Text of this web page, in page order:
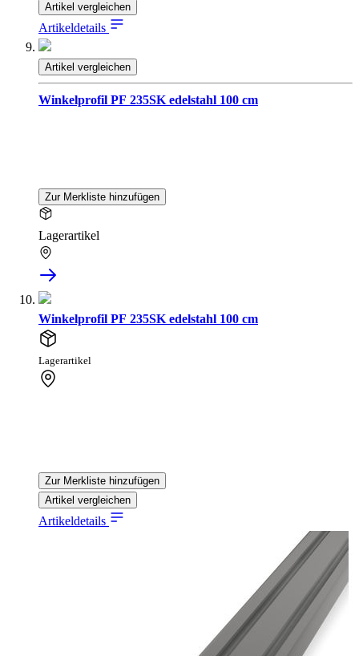
Artikel vergleichen
Artikeldetails
Artikel vergleichen
Winkelprofil PF 235SK edelstahl 100 cm
Zur Merkliste hinzufügen
Lagerartikel
Winkelprofil PF 235SK edelstahl 100 cm
Lagerartikel
Zur Merkliste hinzufügen
Artikel vergleichen
Artikeldetails